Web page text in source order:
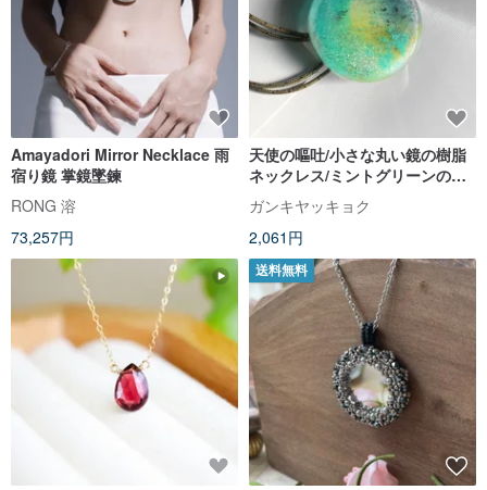
Amayadori Mirror Necklace 雨
宿り鏡 掌鏡墜鍊
RONG 溶
73,257円
天使の嘔吐/小さな丸い鏡の樹脂
ネックレス/ミントグリーンの夢
のレンダリング
ガンキヤッキョク
2,061円
送料無料